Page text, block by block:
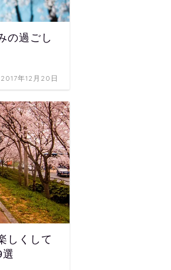
の過ごし
2017年12月20日
しくして